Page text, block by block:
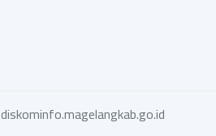
diskominfo.magelangkab.go.id